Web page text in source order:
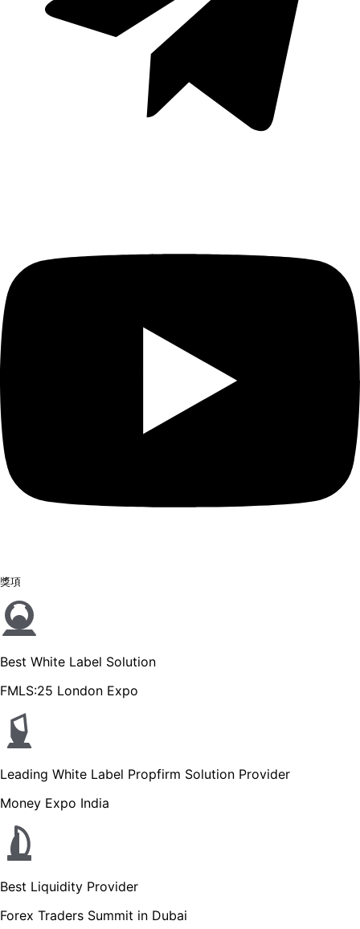
獎項
Best White Label Solution
FMLS:25 London Expo
Leading White Label Propfirm Solution Provider
Money Expo India
Best Liquidity Provider
Forex Traders Summit in Dubai